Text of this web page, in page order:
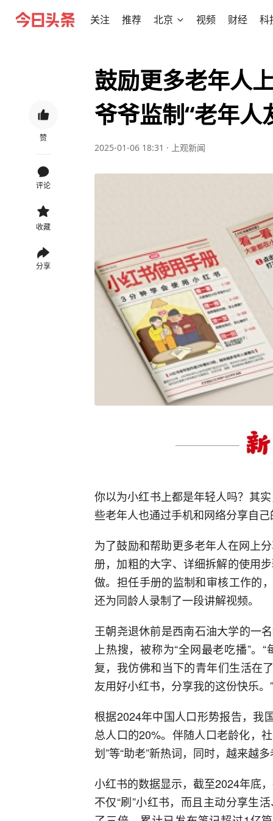
关注 推荐 北京 视频 财经 科
赞
评论
收藏
分享
鼓励更多老年人
爷爷监制“老年人
2025-01-06 18:31 · 上观新闻
你以为小红书上都是年轻人吗？其
些老年人也通过手机和网络分享自
为了鼓励和帮助更多老年人在网上
册，加粗的大字、详细拆解的使用
做。担任手册的监制和审核工作的
还为同龄人录制了一段讲解视频。
王朝尧退休前是西南石油大学的一
上热搜，被称为“全网最老吃播”。
复，我仿佛和当下的青年们生活在
友用好小红书，分享我的这份快乐。”
根据2024年中国人口形势报告，我
总人口的20%。伴随人口老龄化，
划”等“助老”新热词，同时，越来越
小红书的数据显示，截至2024年底
不仅“刷”小红书，而且主动分享生